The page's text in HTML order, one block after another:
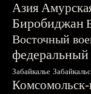
Азия
Биробиджан
Восточный
федеральный
Забайкалье